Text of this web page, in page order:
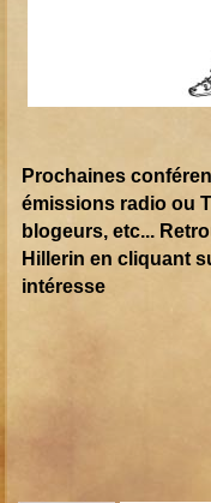
Prochaines
émissions radioou
blogeurs, etc...
Hillerin en cliquant
intéresse